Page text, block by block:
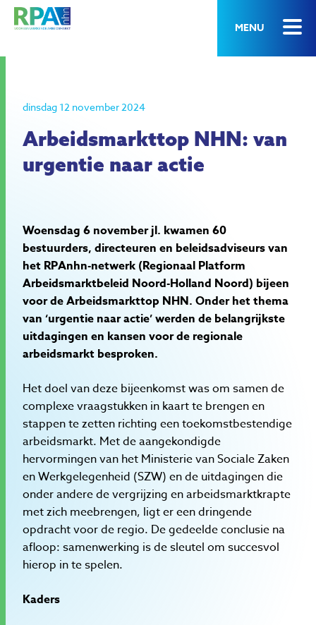
MENU
dinsdag 12 november 2024
Arbeidsmarkttop NHN: van
urgentie naar actie
Woensdag 6 november jl. kwamen 60
bestuurders, directeuren en beleidsadviseurs van
het RPAnhn-netwerk (Regionaal Platform
Arbeidsmarktbeleid Noord-Holland Noord) bijeen
voor de Arbeidsmarkttop NHN. Onder het thema
van ‘urgentie naar actie’ werden de belangrijkste
uitdagingen en kansen voor de regionale
arbeidsmarkt besproken.
Het doel van deze bijeenkomst was om samen de
complexe vraagstukken in kaart te brengen en
stappen te zetten richting een toekomstbestendige
arbeidsmarkt. Met de aangekondigde
hervormingen van het Ministerie van Sociale Zaken
en Werkgelegenheid (SZW) en de uitdagingen die
onder andere de vergrijzing en arbeidsmarktkrapte
met zich meebrengen, ligt er een dringende
opdracht voor de regio. De gedeelde conclusie na
afloop: samenwerking is de sleutel om succesvol
hierop in te spelen.
Kaders